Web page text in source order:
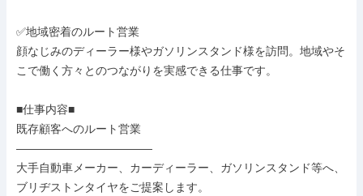
✅地域密着のルート営業
顔なじみのディーラー様やガソリンスタンド様を訪問。地域やそ
こで働く方々とのつながりを実感できる仕事です。
■仕事内容■
既存顧客へのルート営業
――――――――――――
大手自動車メーカー、カーディーラー、ガソリンスタンド等へ、
ブリヂストンタイヤをご提案します。